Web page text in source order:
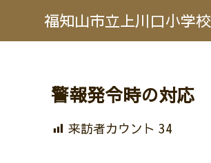
福知山市立上川口小学校
警報発令時の対応
来訪者カウント 34